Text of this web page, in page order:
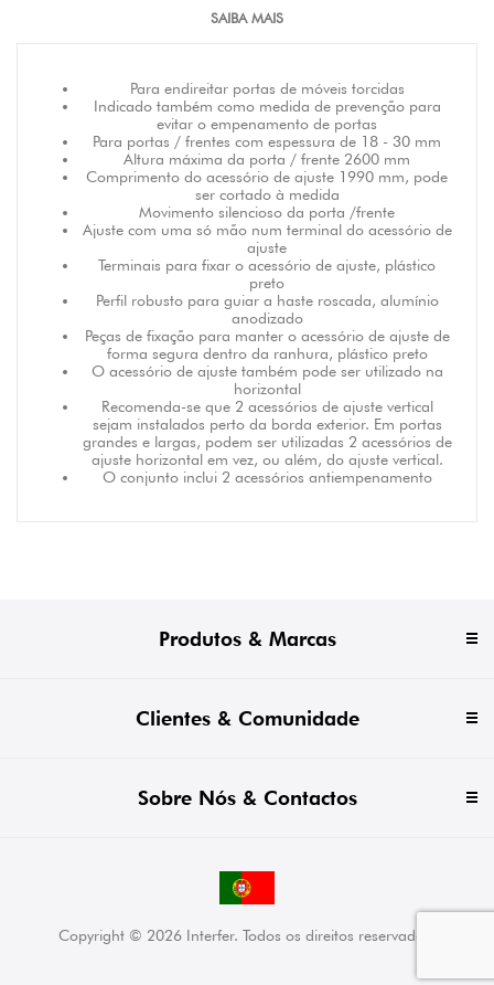
SAIBA MAIS
Para endireitar portas de móveis torcidas
Indicado também como medida de prevenção para
evitar o empenamento de portas
Para portas / frentes com espessura de 18 - 30 mm
Altura máxima da porta / frente 2600 mm
Comprimento do acessório de ajuste 1990 mm, pode
ser cortado à medida
Movimento silencioso da porta /frente
Ajuste com uma só mão num terminal do acessório de
ajuste
Terminais para fixar o acessório de ajuste, plástico
preto
Perfil robusto para guiar a haste roscada, alumínio
anodizado
Peças de fixação para manter o acessório de ajuste de
forma segura dentro da ranhura, plástico preto
O acessório de ajuste também pode ser utilizado na
horizontal
Recomenda-se que 2 acessórios de ajuste vertical
sejam instalados perto da borda exterior. Em portas
grandes e largas, podem ser utilizadas 2 acessórios de
ajuste horizontal em vez, ou além, do ajuste vertical.
O conjunto inclui 2 acessórios antiempenamento
Produtos & Marcas
Clientes & Comunidade
Sobre Nós & Contactos
Copyright © 2026 Interfer. Todos os direitos reservados.